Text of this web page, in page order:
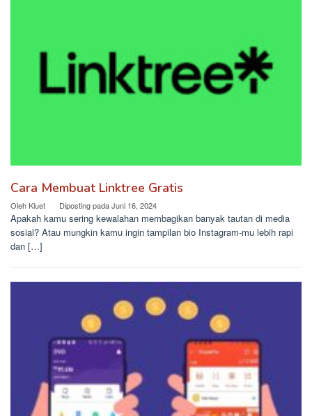
Cara Membuat Linktree Gratis
Oleh Kluet Diposting padaJuni 16, 2024
Apakah kamu sering kewalahan membagikan banyak tautan di media
sosial? Atau mungkin kamu ingin tampilan bio Instagram-mu lebih rapi
dan […]